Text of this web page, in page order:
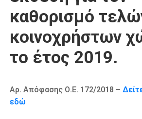
καθορισμό
κοινοχρήστων
το έτος 2019.
Αρ. Απόφασης Ο.Ε. 172/2018 –
εδώ